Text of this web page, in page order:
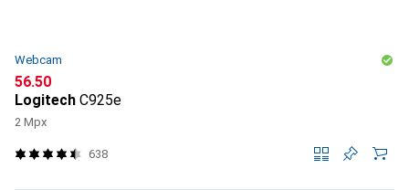
Webcam
CHF
56.50
Logitech C925e
2 Mpx
638